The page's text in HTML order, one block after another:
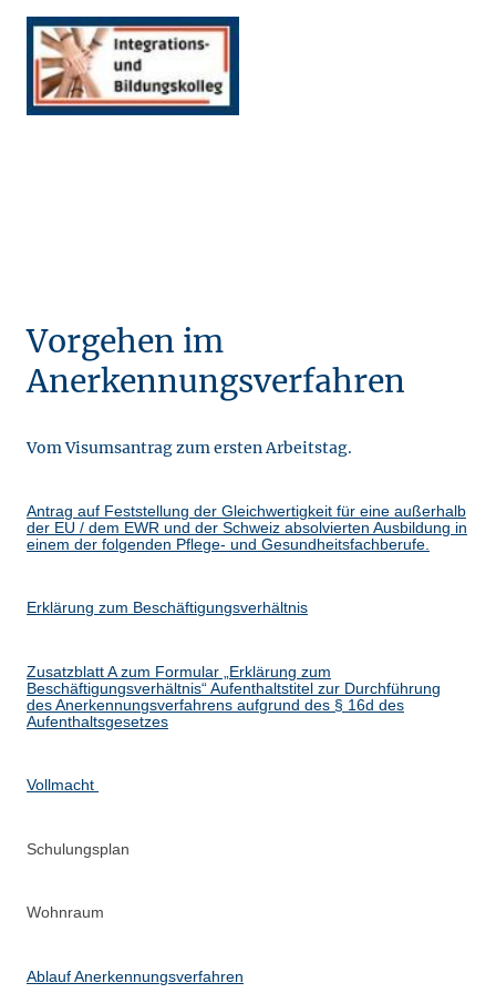
Vorgehen im
Anerkennungsverfahren
Vom Visumsantrag zum ersten Arbeitstag.
Antrag auf Feststellung der Gleichwertigkeit für eine außerhalb
der EU / dem EWR und der Schweiz absolvierten Ausbildung in
einem der folgenden Pflege- und Gesundheitsfachberufe.
Erklärung zum Beschäftigungsverhältnis
Zusatzblatt A zum Formular „Erklärung zum
Beschäftigungsverhältnis“ Aufenthaltstitel zur Durchführung
des Anerkennungsverfahrens aufgrund des § 16d des
Aufenthaltsgesetzes
Vollmacht
Schulungsplan
Wohnraum
Ablauf Anerkennungsverfahren